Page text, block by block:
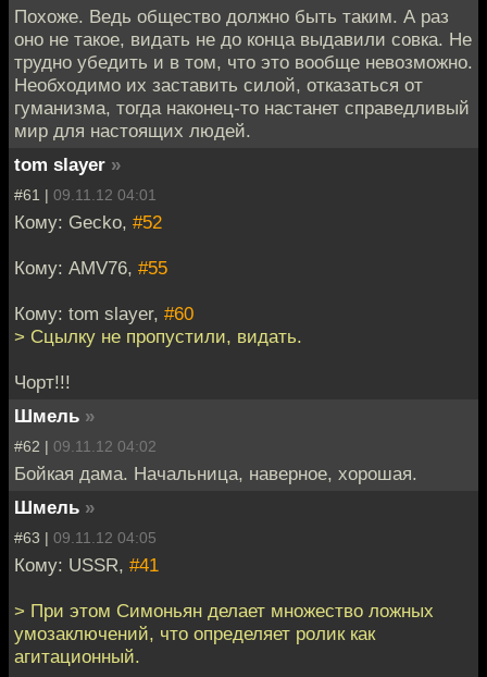
Похоже. Ведь общество должно быть таким. А раз
оно не такое, видать не до конца выдавили совка. Не
трудно убедить и в том, что это вообще невозможно.
Необходимо их заставить силой, отказаться от
гуманизма, тогда наконец-то настанет справедливый
мир для настоящих людей.
tom slayer »
#61 | 09.11.12 04:01
Кому: Gecko, #52
Кому: AMV76, #55
Кому: tom slayer, #60
> Сцылку не пропустили, видать.
Чорт!!!
Шмель »
#62 | 09.11.12 04:02
Бойкая дама. Начальница, наверное, хорошая.
Шмель »
#63 | 09.11.12 04:05
Кому: USSR, #41
> При этом Симоньян делает множество ложных
умозаключений, что определяет ролик как
агитационный.